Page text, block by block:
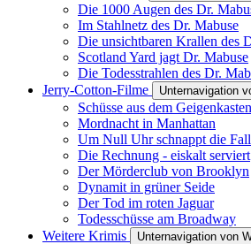
Die 1000 Augen des Dr.
Im Stahlnetz des Dr. Mabuse
Die unsichtbaren Krallen des
Scotland Yard jagt Dr. Mabuse
Die Todesstrahlen des Dr.
Jerry-Cotton-Filme
Unternavigation
Schüsse aus dem Geigenkasten
Mordnacht in Manhattan
Um Null Uhr schnappt die
Die Rechnung - eiskalt serviert
Der Mörderclub von Brooklyn
Dynamit in grüner Seide
Der Tod im roten Jaguar
Todesschüsse am Broadway
Weitere Krimis
Unternavigation von